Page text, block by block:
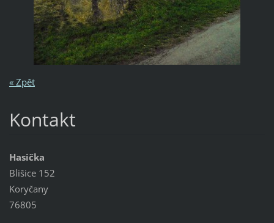
« Zpět
Kontakt
Hasička
Blišice 152
Koryčany
76805